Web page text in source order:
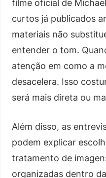
filme oficial de
curtos já publicados
materiais não
entender o tom.
atenção em como a
desacelera. Isso
será mais direta ou
Além disso, as
podem explicar
tratamento de
organizadas dentro